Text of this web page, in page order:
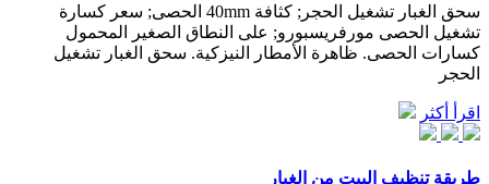
سحق الغبار تشغيل الحجر; كثافة 40mm الحصى; سعر كسارة
تشغيل الحصى مورفريسبورو; على النطاق الصغير المحمول
كسارات الحصى. ظاهرة الأمطار النيزكية. سحق الغبار تشغيل
الحجر
اقرأ أكثر
طريقة تنظيف البيت من الغبار